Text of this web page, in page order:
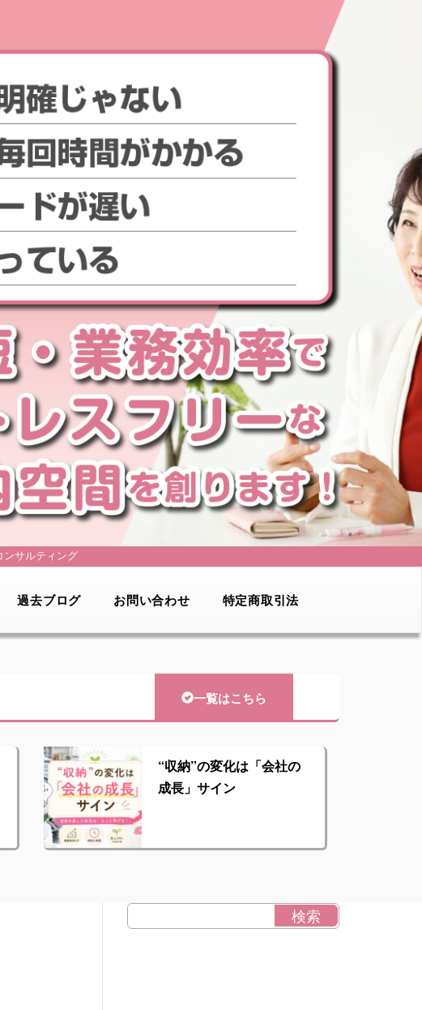
ンサルティング
過去ブログ お問い合わせ 特定商取引法
一覧はこちら
“収納”の変化は「会社の
成長」サイン